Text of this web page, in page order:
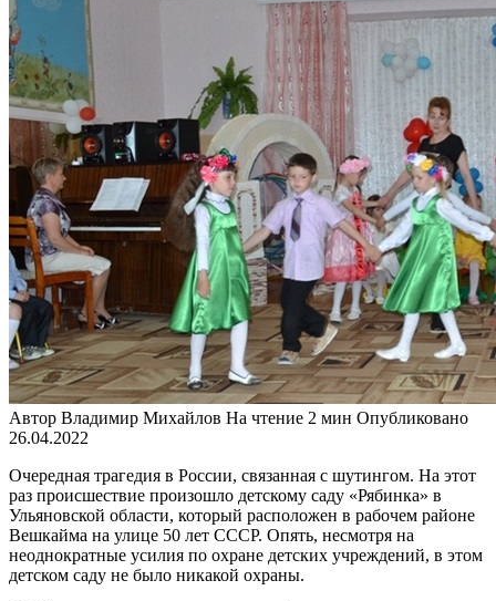
Автор Владимир Михайлов На чтение 2 мин Опубликовано
26.04.2022
Очередная трагедия в России, связанная с шутингом. На этот
раз происшествие произошло детскому саду «Рябинка» в
Ульяновской области, который расположен в рабочем районе
Вешкайма на улице 50 лет СССР. Опять, несмотря на
неоднократные усилия по охране детских учреждений, в этом
детском саду не было никакой охраны.